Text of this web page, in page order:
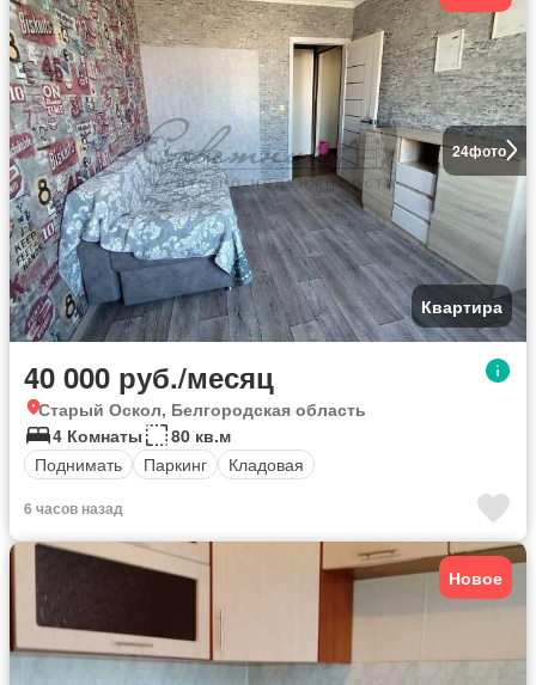
24фото
Квартира
40 000 руб./месяц
Старый Оскол, Белгородская область
4 Комнаты
80 кв.м
Поднимать
Паркинг Кладовая
6 часов назад
Новое